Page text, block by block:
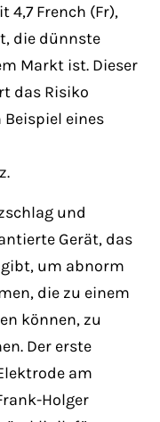
4,7 French (Fr),
die dünnste
Markt ist. Dieser
das Risiko
eines
und
Gerät, das
um abnorm
die zu einem
können, zu
Der erste
am
Holger